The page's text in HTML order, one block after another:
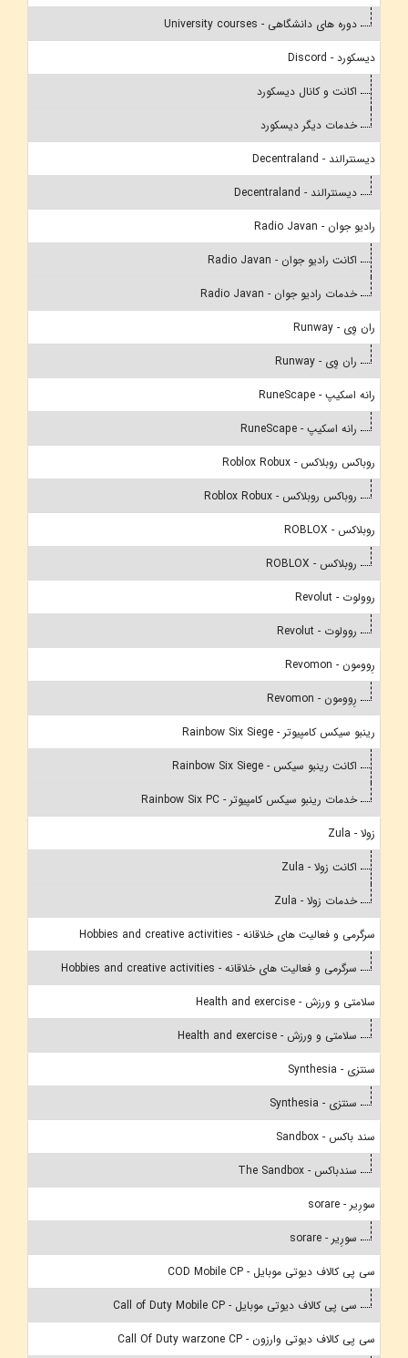
دوره های دانشگاهی - University courses
دیسکورد - Discord
اکانت و کانال دیسکورد
خدمات دیگر دیسکورد
دیسنترالند - Decentraland
دیسنترالند - Decentraland
رادیو جوان - Radio Javan
اکانت رادیو جوان - Radio Javan
خدمات رادیو جوان - Radio Javan
ران وِی - Runway
ران وِی - Runway
رانه اسکیپ - RuneScape
رانه اسکیپ - RuneScape
روباکس روبلاکس - Roblox Robux
روباکس روبلاکس - Roblox Robux
روبلاکس - ROBLOX
روبلاکس - ROBLOX
روولوت - Revolut
روولوت - Revolut
رِوومون - Revomon
رِوومون - Revomon
رینبو سیکس کامپیوتر - Rainbow Six Siege
اکانت رینبو سیکس - Rainbow Six Siege
خدمات رینبو سیکس کامپیوتر - Rainbow Six PC
زولا - Zula
اکانت زولا - Zula
خدمات زولا - Zula
سرگرمی و فعالیت های خلاقانه - Hobbies and creative activities
سرگرمی و فعالیت های خلاقانه - Hobbies and creative activities
سلامتی و ورزش - Health and exercise
سلامتی و ورزش - Health and exercise
سنتزی - Synthesia
سنتزی - Synthesia
سند باکس - Sandbox
سندباکس - The Sandbox
سورِیر - sorare
سورِیر - sorare
سی پی کالاف دیوتی موبایل - COD Mobile CP
سی پی کالاف دیوتی موبایل - Call of Duty Mobile CP
سی پی کالاف دیوتی وارزون - Call Of Duty warzone CP